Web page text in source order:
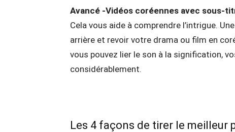
Avancé -Vidéos coréennes avec sous-
Cela vous aide à comprendre l’intrigue.
arrière et revoir votre drama ou film en
vous pouvez lier le son à la signification,
considérablement.
Les 4 façons de tirer le meilleur